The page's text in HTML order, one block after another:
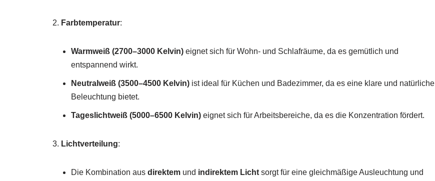
Farbtemperatur:
Warmweiß (2700–3000 Kelvin) eignet sich für Wohn- und Schlafräume, da es gemütlich und
entspannend wirkt.
Neutralweiß (3500–4500 Kelvin) ist ideal für Küchen und Badezimmer, da es eine klare und natürliche
Beleuchtung bietet.
Tageslichtweiß (5000–6500 Kelvin) eignet sich für Arbeitsbereiche, da es die Konzentration fördert.
Lichtverteilung:
Die Kombination aus direktem und indirektem Licht sorgt für eine gleichmäßige Ausleuchtung und